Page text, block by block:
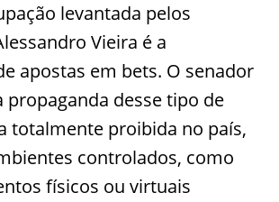
levantada pelos
Vieira é a
apostas em bets. O senador
propaganda desse tipo de
totalmente proibida no país,
controlados, como
físicos ou virtuais